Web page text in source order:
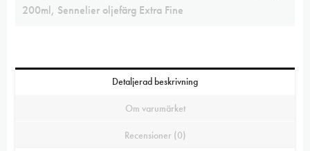
200ml, Sennelier oljefärg Extra Fine
Detaljerad beskrivning
Om varumärket
Recensioner (0)